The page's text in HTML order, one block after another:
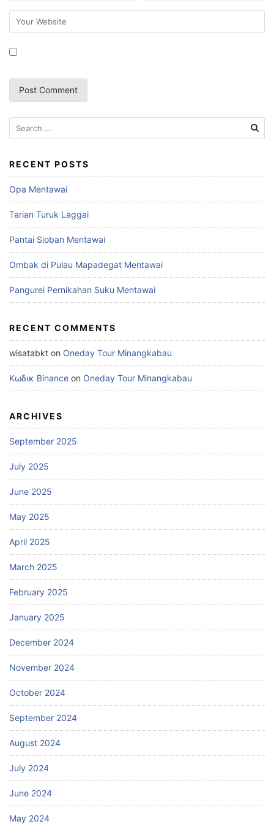
Search
for:
RECENT POSTS
Opa Mentawai
Tarian Turuk Laggai
Pantai Sioban Mentawai
Ombak di Pulau Mapadegat Mentawai
Pangurei Pernikahan Suku Mentawai
RECENT COMMENTS
wisatabkt on Oneday Tour Minangkabau
Κωδικ Binance on Oneday Tour Minangkabau
ARCHIVES
September 2025
July 2025
June 2025
May 2025
April 2025
March 2025
February 2025
January 2025
December 2024
November 2024
October 2024
September 2024
August 2024
July 2024
June 2024
May 2024